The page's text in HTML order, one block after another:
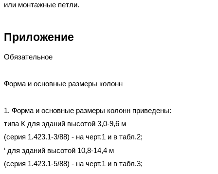
или монтажные петли.
Приложение
Обязательное
Форма и основные размеры колонн
1. Форма и основные размеры колонн приведены:
типа К для зданий высотой 3,0-9,6 м
(серия 1.423.1-3/88) - на черт.1 и в табл.2;
‘ для зданий высотой 10,8-14,4 м
(серия 1.423.1-5/88) - на черт.1 и в табл.3;